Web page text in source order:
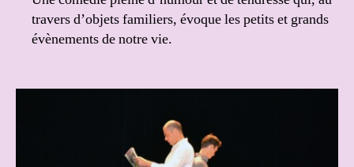
travers d’objets familiers, évoque les petits et grands
évènements de notre vie.